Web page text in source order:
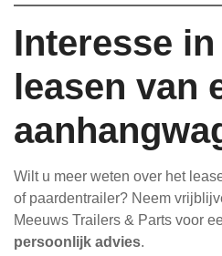
Interesse
leasen van
Wilt u meer weten over het
of paardentrailer? Neem
Meeuws Trailers & Parts voor
persoonlijk advies.